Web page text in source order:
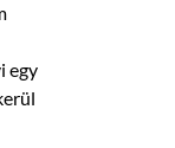
egy